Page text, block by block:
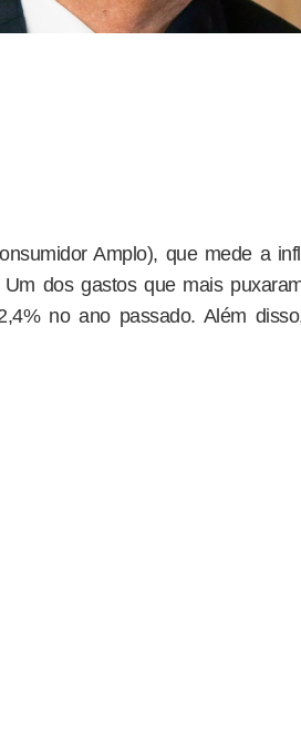
Amplo), que mede a
dos gastos que mais
no ano passado. Além